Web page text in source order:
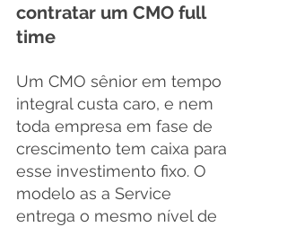
contratar um CMO full
time
Um CMO sênior em tempo
integral custa caro, e nem
toda empresa em fase de
crescimento tem caixa para
esse investimento fixo. O
modelo as a Service
entrega o mesmo nível de